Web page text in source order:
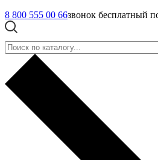
8 800 555 00 66звонок бесплатный